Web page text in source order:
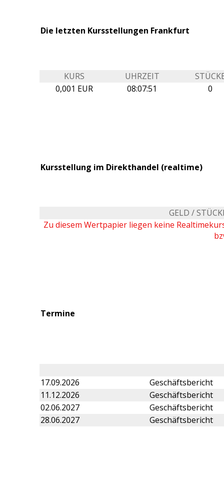
Die letzten Kursstellungen Frankfurt
KURS UHRZEIT
0,001 EUR
08:07:51 0
Kursstellung im Direkthandel (realtime)
GELD /
Zu diesem Wertpapier liegen keine
Termine
17.09.2026
Geschäftsbericht
11.12.2026
Geschäftsbericht
02.06.2027
Geschäftsbericht
28.06.2027
Geschäftsbericht